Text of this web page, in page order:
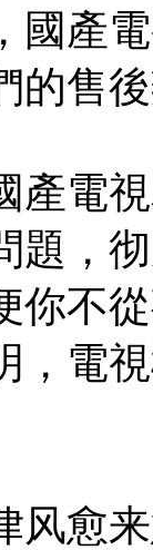
國產
的售
產電
題，
你不
，電
风愈